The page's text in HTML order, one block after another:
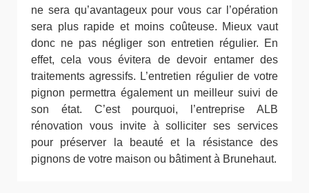
ne sera qu’avantageux pour vous car l’opération
sera plus rapide et moins coûteuse. Mieux vaut
donc ne pas négliger son entretien régulier. En
effet, cela vous évitera de devoir entamer des
traitements agressifs. L’entretien régulier de votre
pignon permettra également un meilleur suivi de
son état. C’est pourquoi, l’entreprise ALB
rénovation vous invite à solliciter ses services
pour préserver la beauté et la résistance des
pignons de votre maison ou bâtiment à Brunehaut.